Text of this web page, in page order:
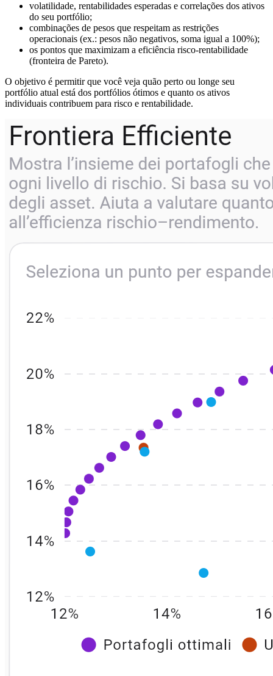
volatilidade, rentabilidades esperadas e correlações dos ativos
do seu portfólio;
combinações de pesos que respeitam as restrições
operacionais (ex.: pesos não negativos, soma igual a 100%);
os pontos que maximizam a eficiência risco-rentabilidade
(fronteira de Pareto).
O objetivo é permitir que você veja quão perto ou longe seu
portfólio atual está dos portfólios ótimos e quanto os ativos
individuais contribuem para risco e rentabilidade.